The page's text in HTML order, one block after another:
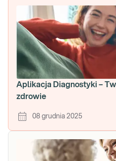
Aplikacja Diagnostyki –
zdrowie
08 grudnia 2025